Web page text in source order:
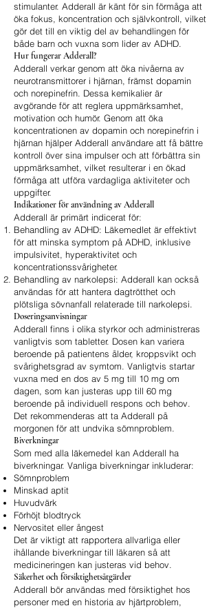
stimulanter. Adderall är känt för sin förmåga att
öka fokus, koncentration och självkontroll, vilket
gör det till en viktig del av behandlingen för
både barn och vuxna som lider av ADHD.
Hur fungerar Adderall?
Adderall verkar genom att öka nivåerna av
neurotransmittorer i hjärnan, främst dopamin
och norepinefrin. Dessa kemikalier är
avgörande för att reglera uppmärksamhet,
motivation och humör. Genom att öka
koncentrationen av dopamin och norepinefrin i
hjärnan hjälper Adderall användare att få bättre
kontroll över sina impulser och att förbättra sin
uppmärksamhet, vilket resulterar i en ökad
förmåga att utföra vardagliga aktiviteter och
uppgifter.
Indikationer för användning av Adderall
Adderall är primärt indicerat för:
Behandling av ADHD: Läkemedlet är effektivt
för att minska symptom på ADHD, inklusive
impulsivitet, hyperaktivitet och
koncentrationssvårigheter.
Behandling av narkolepsi: Adderall kan också
användas för att hantera dagtrötthet och
plötsliga sövnanfall relaterade till narkolepsi.
Doseringsanvisningar
Adderall finns i olika styrkor och administreras
vanligtvis som tabletter. Dosen kan variera
beroende på patientens ålder, kroppsvikt och
svårighetsgrad av symtom. Vanligtvis startar
vuxna med en dos av 5 mg till 10 mg om
dagen, som kan justeras upp till 60 mg
beroende på individuell respons och behov.
Det rekommenderas att ta Adderall på
morgonen för att undvika sömnproblem.
Biverkningar
Som med alla läkemedel kan Adderall ha
biverkningar. Vanliga biverkningar inkluderar:
Sömnproblem
Minskad aptit
Huvudvärk
Förhöjt blodtryck
Nervositet eller ångest
Det är viktigt att rapportera allvarliga eller
ihållande biverkningar till läkaren så att
medicineringen kan justeras vid behov.
Säkerhet och försiktighetsåtgärder
Adderall bör användas med försiktighet hos
personer med en historia av hjärtproblem,